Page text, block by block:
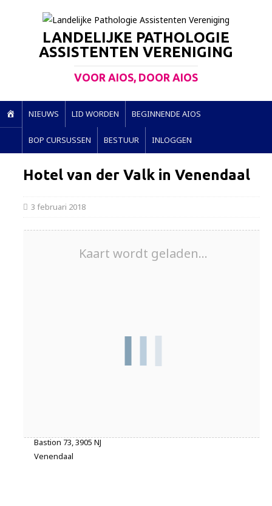
LANDELIJKE PATHOLOGIE
ASSISTENTEN VERENIGING
VOOR AIOS, DOOR AIOS
O
E
NIEUWS LID WORDEN BEGINNENDE AIOS
BOP CURSUSSEN BESTUUR INLOGGEN
Hotel van der Valk in Venendaal
3 februari 2018
Kaart wordt geladen...
Bastion 73, 3905 NJ
Venendaal